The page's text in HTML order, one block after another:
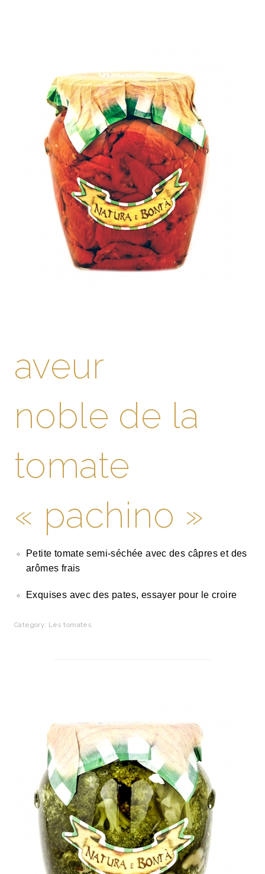
aveur
noble de la
tomate
« pachino »
Petite tomate semi-séchée avec des câpres et des
arômes frais
Exquises avec des pates, essayer pour le croire
Category: Les tomates.